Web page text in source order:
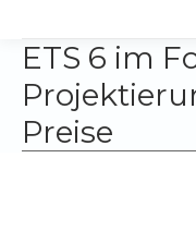
ETS 6 im
Preise